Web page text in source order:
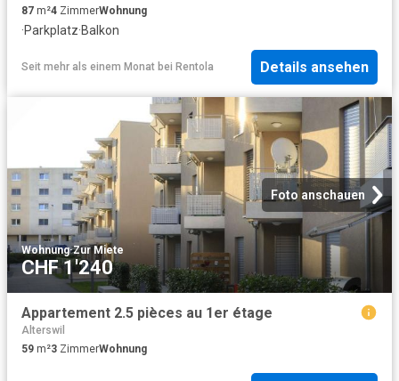
87 m²4 ZimmerWohnung
·Parkplatz·Balkon
Seit mehr als einem Monat bei Rentola Details ansehen
Foto anschauen
Wohnung·Zur Miete
CHF 1'240
Appartement 2.5 pièces au 1er étage
Alterswil
59 m²3 ZimmerWohnung